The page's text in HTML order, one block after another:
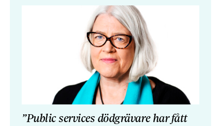
”Public services dödgrävare har fått